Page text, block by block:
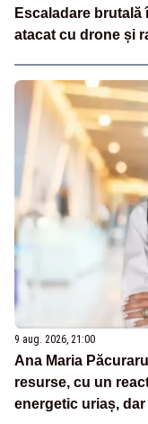
Escaladare brutală
atacat cu drone și
9 aug. 2026, 21:00
Ana Maria
resurse, cu un
energetic uriaș,